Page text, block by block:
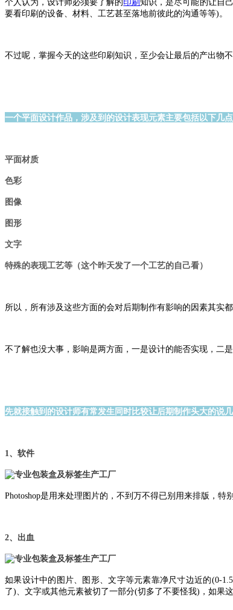
个人认为，设计师必须要了解的印刷知识，是尽可能的让自
要看印刷的设备、材料、工艺甚至落地前彼此的沟通等等)。
不过呢，掌握今天的这些印刷知识，至少会让最后的产出物
一个平面设计作品，涉及到的设计表现元素主要包括以下几点
平面材质
色彩
图像
图形
文字
特殊的表现工艺等（这个昨天发了一个工艺的自己看）
所以，所有涉及这些方面的会对后期制作有影响的因素其实
不了解也没大事，影响是两方面，一是设计的能否实现，二是
先就接触到的设计师有常发生同时比较让后期制作头大的说几
1、软件
Photoshop是用来处理图片的，不到万不得已别用来排版，
2、出血
如果设计中的图片、图形、文字等元素靠净尺寸边近的(0-
了)、文字或其他元素被切了一部分(切多了不要怪我)，如果